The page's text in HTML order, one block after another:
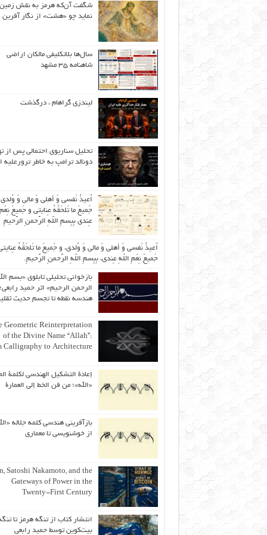
شگفت آن‌که هرمز به نقش زمین
نماید چو «هشت» از نگار آفرین
سال‌ها بلاتکلیفی مالکان اراضی
شاهنامه ۳۵ مشهد
لیندزی گراهام ، درگذشت
تحلیل سناریوی احتمالی پس از
دونالد ترامپ به خاطر ترورعلیه
اُعیذُ نَفسی وَ أهلی وَ مالی وَ
جَمیعَ ما تَلحَقُهُ عِنایتی و جَمیعَ نِعَمِ
عِندی بِبِسمِ اللّهِ الرَّحمنِ الرَّحیمِ
اُعیذُ نَفسی وَ أهلی وَ مالی وَ وُلدی، و جَمیعَ ما تَلحَقُهُ
جَمیعَ نِعَمِ اللّهِ عِندی، بِبِسمِ اللّهِ الرَّحمنِ الرَّحیمِ.
بازخوانی تحلیلی تابلوی «بسم
الرحمن الرحیم» اثر حمید رابعی؛
هندسه نقطه تا تجسم حدیث
Geometric Reinterpretation
of the Divine Name “Allah”:
Calligraphy to Architecture
إعادة التشكيل الهندسي لكلمة
«الله»؛ من فن الخط إلى العمارة
بازآفرینی هندسی کلمه جلاله
از خوشنویسی تا معماری
Satoshi Nakamoto, and the
Gateways of Power in the
Twenty-First Century
انتشار کتاب از تنگه هرمز تا
بیت‌کوین توسط حمید رابعی